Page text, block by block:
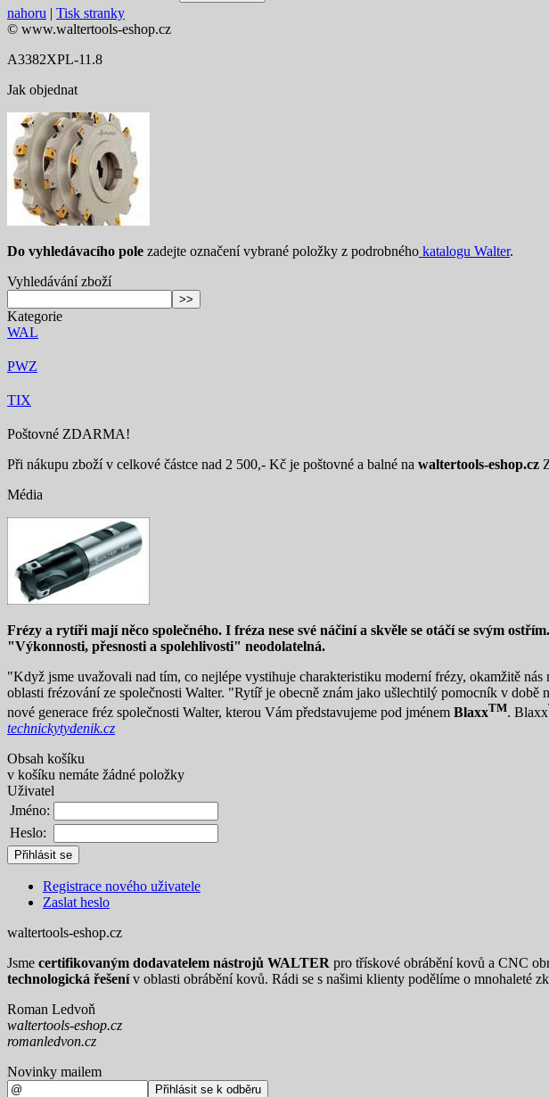
nahoru | Tisk stranky
© www.waltertools-eshop.cz
A3382XPL-11.8
Jak objednat
Do vyhledávacího pole zadejte označení vybrané položky z podrobného katalogu Walter.
Vyhledávání zboží
Kategorie
WAL
PWZ
TIX
Poštovné ZDARMA!
Při nákupu zboží v celkové částce nad 2 500,- Kč je poštovné a balné na waltertools-eshop.cz
Média
Frézy a rytíři mají něco společného. I fréza nese své náčiní a skvěle se otáčí se svým
"Výkonnosti, přesnosti a spolehlivosti" neodolatelná.
"Když jsme uvažovali nad tím, co nejlépe vystihuje charakteristiku moderní frézy, okamžitě
oblasti frézování ze společnosti Walter. "Rytíř je obecně znám jako ušlechtilý pomocník v
nové generace fréz společnosti Walter, kterou Vám představujeme pod jménem BlaxxTM. Blaxx
technickytydenik.cz
Obsah košíku
v košíku nemáte žádné položky
Uživatel
Jméno:
Heslo:
Registrace nového uživatele
Zaslat heslo
waltertools-eshop.cz
Jsme certifikovaným dodavatelem nástrojů WALTER pro třískové obrábění kovů a CNC
technologická řešenív oblasti obrábění kovů. Rádi se s našimi klienty podělíme o mnohaleté
Roman Ledvoň
waltertools-eshop.cz
romanledvon.cz
Novinky mailem